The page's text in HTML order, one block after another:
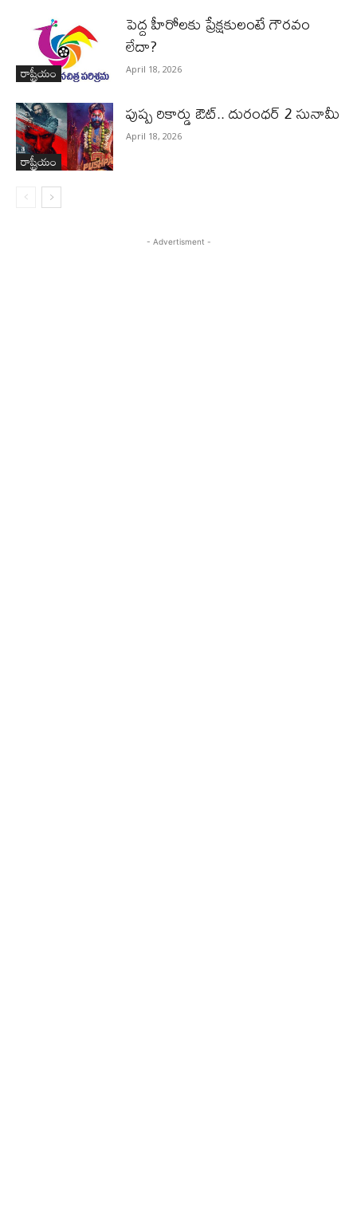
రాష్ట్రీయం
పెద్ద హీరోల‌కు ప్రేక్ష‌కులంటే గౌర‌వం
లేదా?
April 18, 2026
రాష్ట్రీయం
పుష్ప రికార్డు ఔట్‌.. దురంధ‌ర్ 2 సునామీ
April 18, 2026
- Advertisment -